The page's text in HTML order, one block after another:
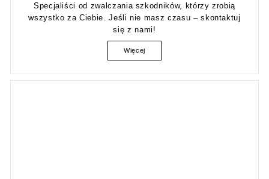
Specjaliści od zwalczania szkodników, którzy zrobią
wszystko za Ciebie. Jeśli nie masz czasu – skontaktuj
się z nami!
Więcej